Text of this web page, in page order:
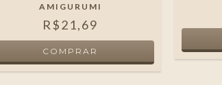
AMIGURUMI
R$21,69